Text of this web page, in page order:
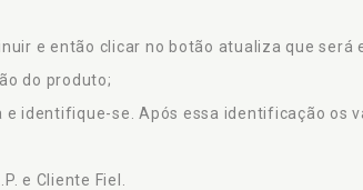
e então clicar no botão atualiza que será
do produto;
identifique-se. Após essa identificação os
e Cliente Fiel.